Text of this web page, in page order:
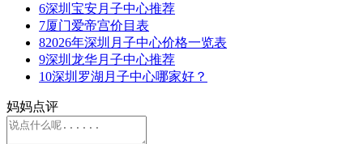
6深圳宝安月子中心推荐
7厦门爱帝宫价目表
82026年深圳月子中心价格一览表
9深圳龙华月子中心推荐
10深圳罗湖月子中心哪家好？
妈妈点评